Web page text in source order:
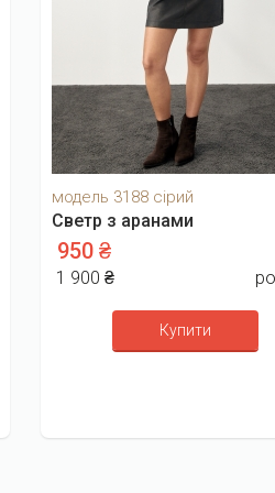
модель 3188 сірий
Светр з аранами
950 ₴
1 900 ₴
Купити